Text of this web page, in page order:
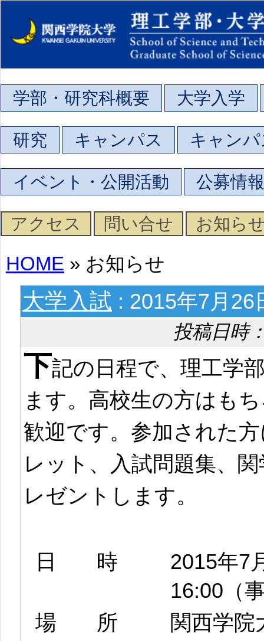
学部・研究科概要 大学入学
研究 キャンパス キャン
イベント・公開活動 公募情報
アクセス 問い合せ お知ら
HOME » お知らせ
大学入試 : 2015年7月
投稿日時
下記の日程で、理工学
ます。高校生の方はも
歓迎です。参加された
レット、入試問題集、
レゼントします。
日時
2015年7
16:00（
場所
関西学院